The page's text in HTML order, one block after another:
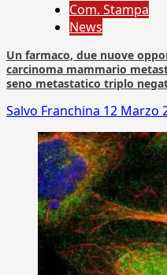
Com. Stampa
News
Un farmaco, due nuove
carcinoma mammario
seno metastatico triplo
Salvo Franchina 12 Marzo